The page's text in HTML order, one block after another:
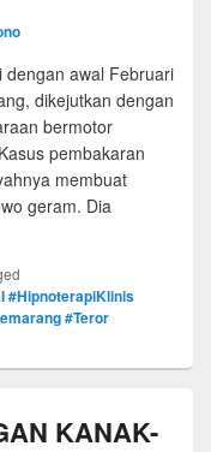
dengan awal Februari
dikejutkan dengan
bermotor
pembakaran
membuat
geram. Dia
#HipnoterapiKlinis
#Teror
KANAK-